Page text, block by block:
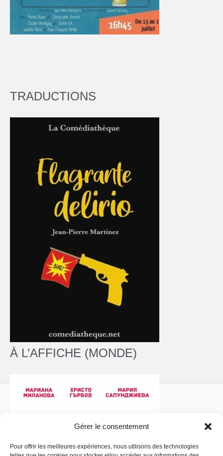
Gérer le consentement
Pour offrir les meilleures expériences, nous utilisons des technologies
TRADUCTIONS
À L’AFFICHE (MONDE)